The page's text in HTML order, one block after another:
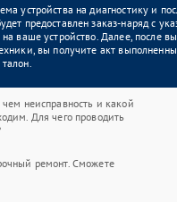
устройства на диагностику и
предоставлен заказ-наряд с
на ваше устройство. Далее, после
вы получите акт
неисправность и какой
Для чего проводить
ремонт. Сможете